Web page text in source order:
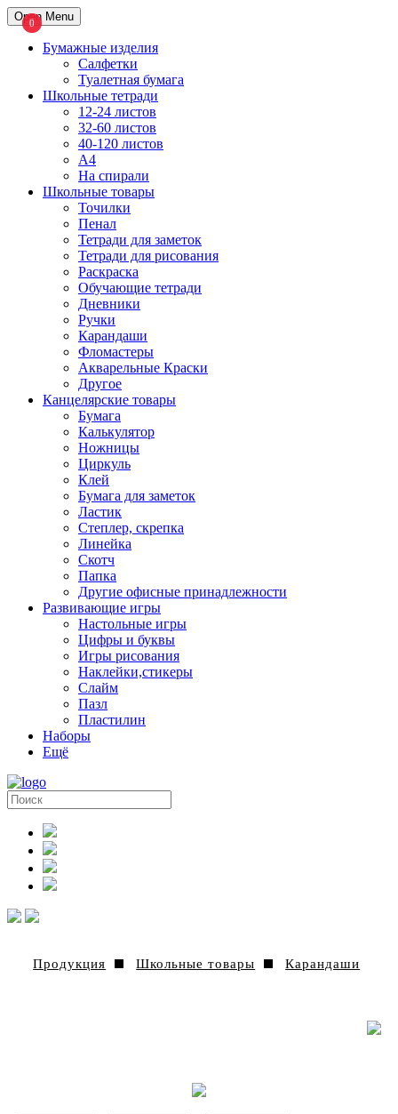
Open Menu
Бумажные изделия
Салфетки
Туалетная бумага
Школьные тетради
12-24 листов
32-60 листов
40-120 листов
A4
На спирали
Школьные товары
Точилки
Пенал
Тетради для заметок
Тетради для рисования
Раскраска
Обучающие тетради
Дневники
Ручки
Карандаши
Фломастеры
Акварельные Краски
Другое
Канцелярские товары
Бумага
Калькулятор
Ножницы
Циркуль
Клей
Бумага для заметок
Ластик
Степлер, скрепка
Линейка
Скотч
Папка
Другие офисные принадлежности
Развивающие игры
Настольные игры
Цифры и буквы
Игры рисования
Наклейки,стикеры
Слайм
Пазл
Пластилин
Наборы
Eщё
Продукция Школьные товары Карандаши